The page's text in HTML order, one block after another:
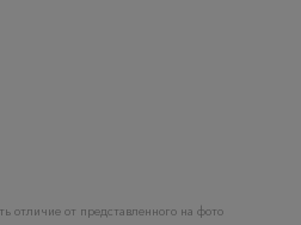
отличие от представленного на фото